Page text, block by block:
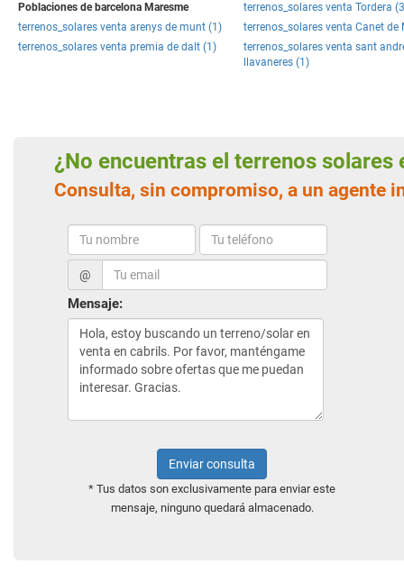
Poblaciones de barcelona Maresme
terrenos_solares venta Tordera
terrenos_solares venta arenys de munt (1)
terrenos_solares venta Canet de
terrenos_solares venta premia de dalt (1)
terrenos_solares venta sant
llavaneres (1)
¿No encuentras el terrenos
Consulta, sin compromiso, a un agente
@
Mensaje:
Enviar consulta
* Tus datos son exclusivamente para enviar este
mensaje, ninguno quedará almacenado.